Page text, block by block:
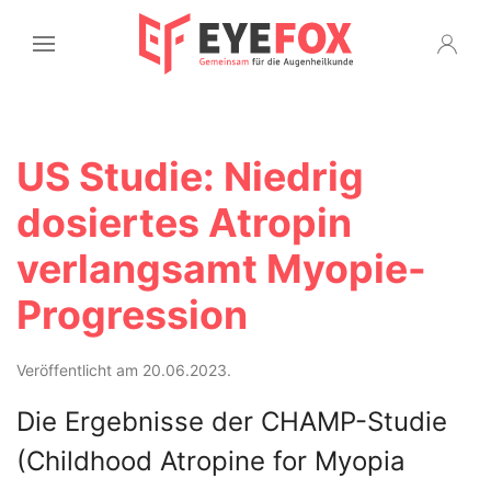
US Studie: Niedrig
dosiertes Atropin
verlangsamt Myopie-
Progression
Veröffentlicht am 20.06.2023.
Die Ergebnisse der CHAMP-Studie
(Childhood Atropine for Myopia